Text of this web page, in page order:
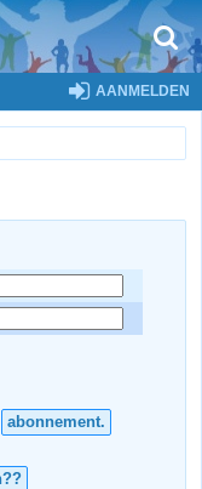
AANMELDEN
abonnement.